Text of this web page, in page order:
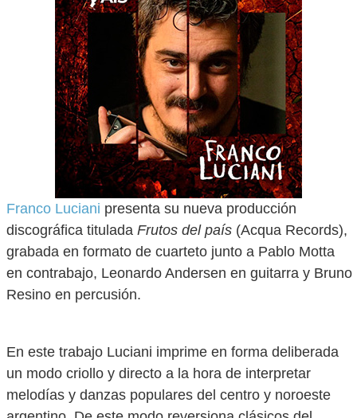
Franco Luciani presenta su nueva producción
discográfica titulada Frutos del país (Acqua Records),
grabada en formato de cuarteto junto a Pablo Motta
en contrabajo, Leonardo Andersen en guitarra y Bruno
Resino en percusión.
En este trabajo Luciani imprime en forma deliberada
un modo criollo y directo a la hora de interpretar
melodías y danzas populares del centro y noroeste